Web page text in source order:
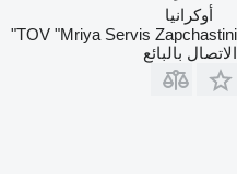
أوكرانيا
TOV "Mriya Servis Zapchastini"
الاتصال بالبائع